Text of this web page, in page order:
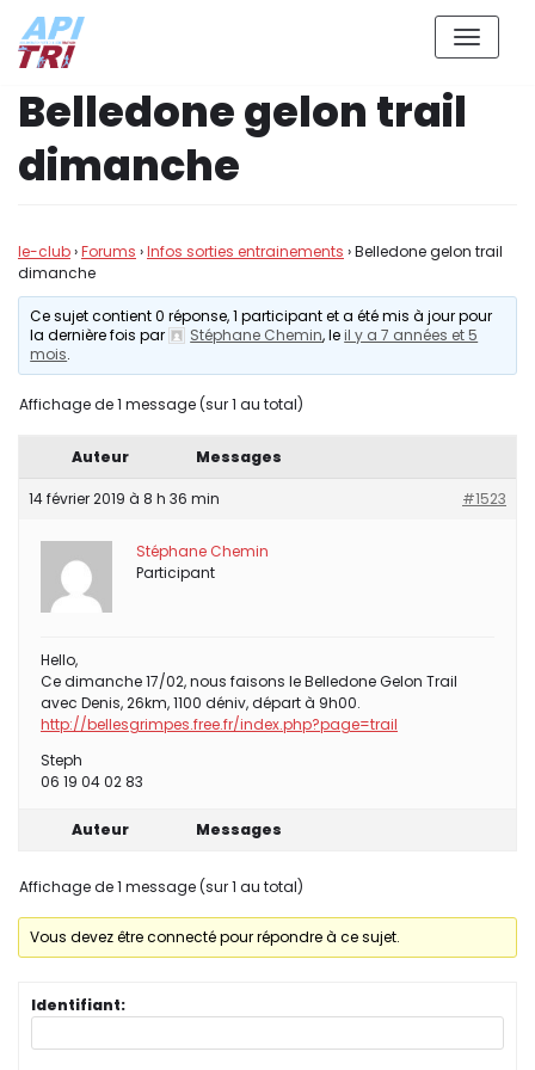
Aller
au
contenu
Belledone gelon trail
dimanche
le-club›Forums ›Infos sorties entrainements ›Belledone gelon trail
dimanche
Ce sujet contient 0 réponse, 1 participant et a été mis à jour pour
la dernière fois par
Stéphane Chemin, leil y a 7 années et 5
mois.
Affichage de 1 message (sur 1 au total)
Auteur Messages
14 février 2019 à 8 h 36 min #1523
Stéphane Chemin
Participant
Hello,
Ce dimanche 17/02, nous faisons le Belledone Gelon Trail
avec Denis, 26km, 1100 déniv, départ à 9h00.
http://bellesgrimpes.free.fr/index.php?page=trail
Steph
06 19 04 02 83
Auteur Messages
Affichage de 1 message (sur 1 au total)
Vous devez être connecté pour répondre à ce sujet.
Identifiant: